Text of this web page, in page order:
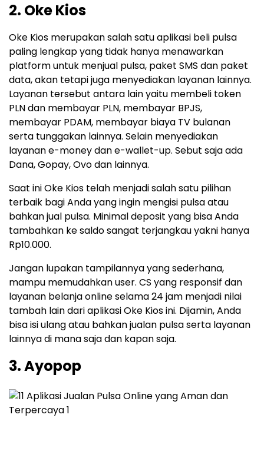
2. Oke Kios
Oke Kios merupakan salah satu aplikasi beli pulsa
paling lengkap yang tidak hanya menawarkan
platform untuk menjual pulsa, paket SMS dan paket
data, akan tetapi juga menyediakan layanan lainnya.
Layanan tersebut antara lain yaitu membeli token
PLN dan membayar PLN, membayar BPJS,
membayar PDAM, membayar biaya TV bulanan
serta tunggakan lainnya. Selain menyediakan
layanan e-money dan e-wallet-up. Sebut saja ada
Dana, Gopay, Ovo dan lainnya.
Saat ini Oke Kios telah menjadi salah satu pilihan
terbaik bagi Anda yang ingin mengisi pulsa atau
bahkan jual pulsa. Minimal deposit yang bisa Anda
tambahkan ke saldo sangat terjangkau yakni hanya
Rp10.000.
Jangan lupakan tampilannya yang sederhana,
mampu memudahkan user. CS yang responsif dan
layanan belanja online selama 24 jam menjadi nilai
tambah lain dari aplikasi Oke Kios ini. Dijamin, Anda
bisa isi ulang atau bahkan jualan pulsa serta layanan
lainnya di mana saja dan kapan saja.
3. Ayopop